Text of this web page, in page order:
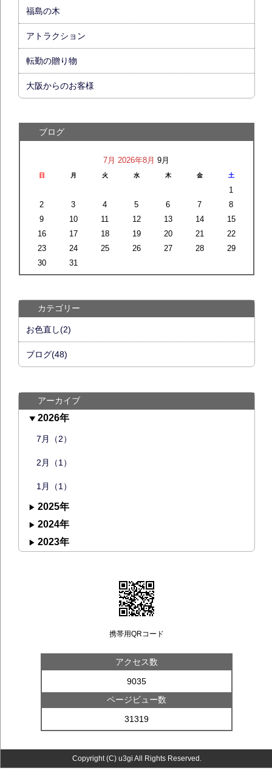
福島の木
アトラクション
転勤の贈り物
大阪からのお客様
ブログ
7月 2026年8月 9月
日 月 火 水 木 金 土
1
2
3 4 5 6 7
8
9
10 11 12 13 14
15
16
17 18 19 20 21
22
23
24 25 26 27 28
29
30
31
カテゴリー
お色直し(2)
ブログ(48)
アーカイブ
2026年
7月（2）
2月（1）
1月（1）
2025年
2024年
2023年
携帯用QRコード
アクセス数
9035
ページビュー数
31319
Copyright (C) u3gi All Rights Reserved.